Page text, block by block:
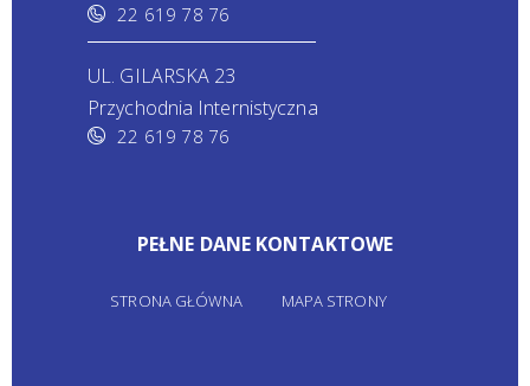
22 619 78 76
UL. GILARSKA 23
Przychodnia Internistyczna
22 619 78 76
PEŁNE DANE KONTAKTOWE
STRONA GŁÓWNA MAPA STRONY